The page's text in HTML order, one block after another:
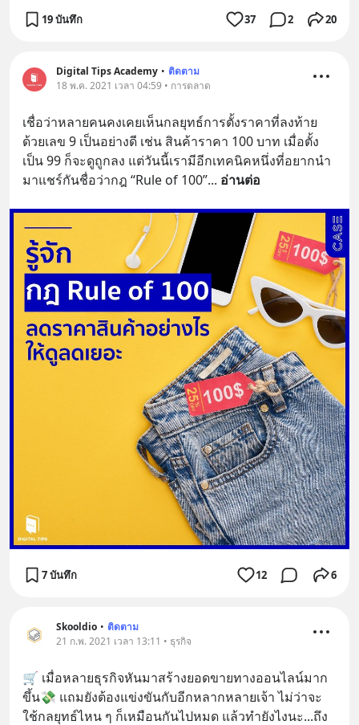
19 บันทึก 37 2 20
Digital Tips Academy • ติดตาม
18 พ.ค. 2021 เวลา 04:59 • การตลาด
เชื่อว่าหลายคนคงเคยเห็นกลยุทธ์การตั้งราคาที่ลงท้าย
ด้วยเลข 9 เป็นอย่างดี เช่น สินค้าราคา 100 บาท เมื่อตั้ง
เป็น 99 ก็จะดูถูกลง แต่วันนี้เรามีอีกเทคนิคหนึ่งที่อยากนำ
มาแชร์กันชื่อว่ากฎ “Rule of 100”... อ่านต่อ
7 บันทึก 12 6
Skooldio • ติดตาม
21 ก.พ. 2021 เวลา 13:11 • ธุรกิจ
🛒 เมื่อหลายธุรกิจหันมาสร้างยอดขายทางออนไลน์มาก
ขึ้น💸 แถมยังต้องแข่งขันกับอีกหลากหลายเจ้า ไม่ว่าจะ
ใช้กลยุทธ์ไหน ๆ ก็เหมือนกันไปหมด แล้วทำยังไงนะ...ถึง